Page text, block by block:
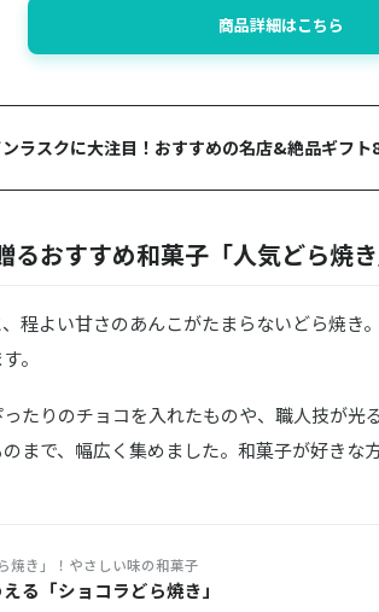
商品詳細はこちら
ラスクに大注目！おすすめの名店&絶品ギフト
るおすすめ和菓子「人気どら焼
程よい甘さのあんこがたまらないどら焼き。
。
たりのチョコを入れたものや、職人技が光
まで、幅広く集めました。和菓子が好きな
焼き」！やさしい味の和菓子
る「ショコラどら焼き」